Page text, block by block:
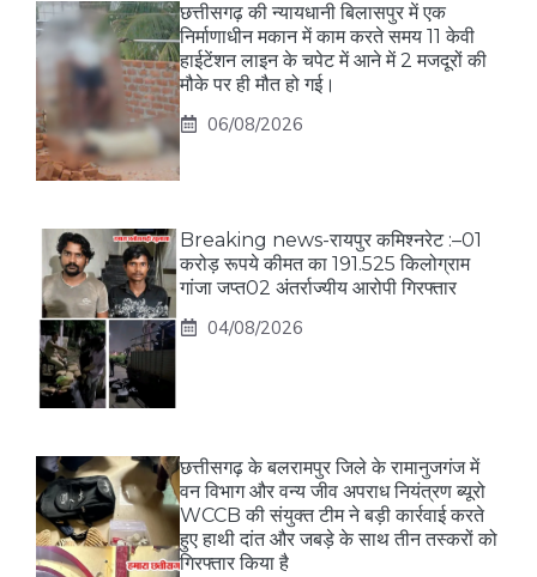
छत्तीसगढ़ की न्यायधानी बिलासपुर में एक
निर्माणाधीन मकान में काम करते समय 11 केवी
हाईटेंशन लाइन के चपेट में आने में 2 मजदूरों की
मौके पर ही मौत हो गई।
06/08/2026
Breaking news-रायपुर कमिश्नरेट :–01
करोड़ रूपये कीमत का 191.525 किलोग्राम
गांजा जप्त02 अंतर्राज्यीय आरोपी गिरफ्तार
04/08/2026
छत्तीसगढ़ के बलरामपुर जिले के रामानुजगंज में
वन विभाग और वन्य जीव अपराध नियंत्रण ब्यूरो
WCCB की संयुक्त टीम ने बड़ी कार्रवाई करते
हुए हाथी दांत और जबड़े के साथ तीन तस्करों को
गिरफ्तार किया है